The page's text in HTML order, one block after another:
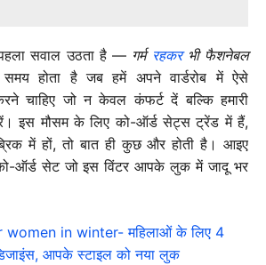
सवाल उठता है — गर्म रहकरभी फैशनेबल
होता है जब हमें अपने वार्डरोब में ऐसे
चाहिए जो न केवल कंफर्ट दें बल्कि हमारी
इस मौसम के लिए को-ऑर्ड सेट्स ट्रेंड में हैं,
में हों, तो बात ही कुछ और होती है। आइए
ऑर्ड सेट जो इस विंटर आपके लुक में जादू भर
in winter- महिलाओं के लिए 4
आपके स्टाइल को नया लुक